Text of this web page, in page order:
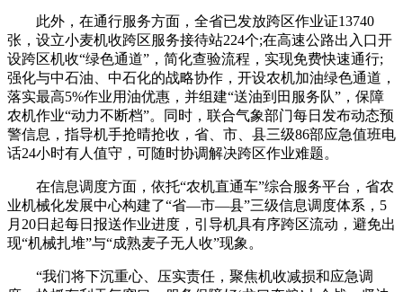
此外，在通行服务方面，全省已发放跨区作业证13740
张，设立小麦机收跨区服务接待站224个;在高速公路出入口开
设跨区机收“绿色通道”，简化查验流程，实现免费快速通行;
强化与中石油、中石化的战略协作，开设农机加油绿色通道，
落实最高5%作业用油优惠，并组建“送油到田服务队”，保障
农机作业“动力不断档”。同时，联合气象部门每日发布动态预
警信息，指导机手抢晴抢收，省、市、县三级86部应急值班电
话24小时有人值守，可随时协调解决跨区作业难题。
在信息调度方面，依托“农机直通车”综合服务平台，省农
业机械化发展中心构建了“省—市—县”三级信息调度体系，5
月20日起每日报送作业进度，引导机具有序跨区流动，避免出
现“机械扎堆”与“成熟麦子无人收”现象。
“我们将下沉重心、压实责任，聚焦机收减损和应急调